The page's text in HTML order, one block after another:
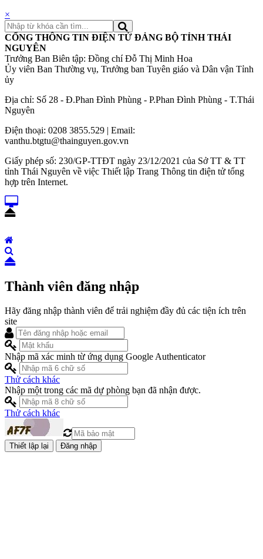
×
CỔNG THÔNG TIN ĐIỆN TỬ ĐẢNG BỘ TỈNH THÁI
NGUYÊN
Trưởng Ban Biên tập: Đồng chí Đỗ Thị Minh Hoa
Ủy viên Ban Thường vụ, Trưởng ban Tuyên giáo và Dân vận Tỉnh
ủy
Địa chỉ: Số 28 - Đ.Phan Đình Phùng - P.Phan Đình Phùng - T.Thái
Nguyên
Điện thoại: 0208 3855.529 | Email:
vanthu.btgtu@thainguyen.gov.vn
Giấy phép số: 230/GP-TTĐT ngày 23/12/2021 của Sở TT & TT
tỉnh Thái Nguyên về việc Thiết lập Trang Thông tin điện tử tổng
hợp trên Internet.
Thành viên đăng nhập
Hãy đăng nhập thành viên để trải nghiệm đầy đủ các tiện ích trên
site
Nhập mã xác minh từ ứng dụng Google Authenticator
Thử cách khác
Nhập một trong các mã dự phòng bạn đã nhận được.
Thử cách khác
Đăng nhập